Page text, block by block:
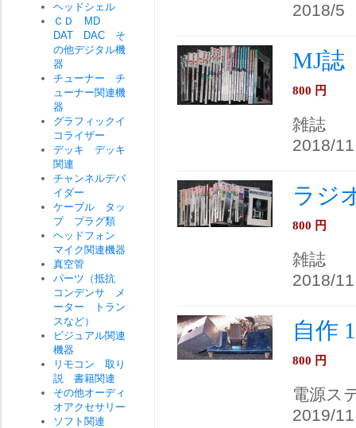
2018/5
MJ誌
800 円
雑誌
2018/11
ラジ
800 円
雑誌
2018/11
自作
800 円
電源ス
2019/11
ヘッドシェル
ＣＤ MD
DAT DAC そ
の他デジタル機
器
チューナー チ
ューナー関連機
器
グラフィックイ
コライザー
デッキ デッキ
関連
チャンネルデバ
イダー
ケーブル タッ
プ プラグ類
ヘッドフォン
マイク関連機器
真空管
パーツ（抵抗
コンデンサ メ
ーター トラン
スなど）
ビジュアル関連
機器
リモコン 取り
説 書籍関連
その他オーディ
オアクセサリー
ソフト関連